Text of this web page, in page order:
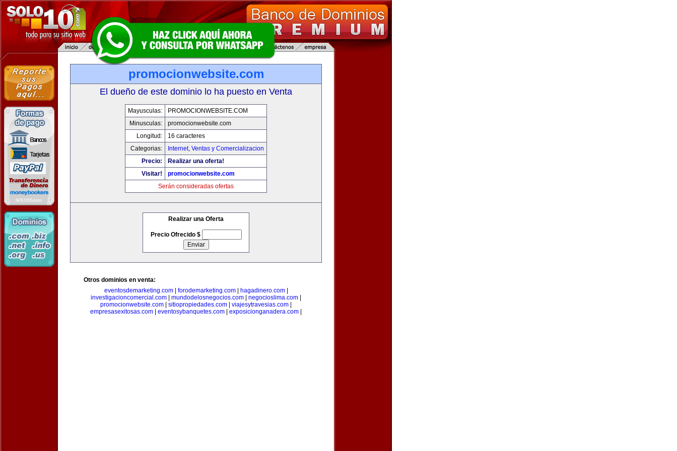
promocionwebsite.com
El dueño de este dominio lo ha puesto en Venta
Mayusculas:
PROMOCIONWEBSITE.COM
Minusculas:
promocionwebsite.com
Longitud:
16 caracteres
Categorias:
Internet, Ventas y Comercializacion
Precio:
Realizar una oferta!
Visitar!
promocionwebsite.com
Serán consideradas ofertas
Realizar una Oferta
Precio Ofrecido $
Otros dominios en venta:
eventosdemarketing.com| forodemarketing.com| hagadinero.com|
investigacioncomercial.com
mundodelosnegocios.com negocioslima.com
promocionwebsite.com
sitiopropiedades.com viajesytravesias.com
empresasexitosas.com
eventosybanquetes.com exposicionganadera.com